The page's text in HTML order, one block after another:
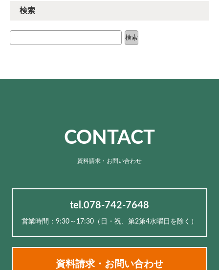
検索
検索
検索
CONTACT
資料請求・お問い合わせ
tel.078-742-7648
営業時間：9:30～17:30（⽇・祝、第2第4水曜日を除く）
資料請求・お問い合わせ